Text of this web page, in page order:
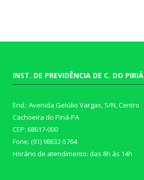
INST. DE PREVIDÊNCIA DE C. DO PIRIÁ
End.: Avenida Getúlio Vargas, S/N, Centro
Cachoeira do Piriá-PA
CEP: 68617-000
Fone: (91) 98632-5764
Horário de atendimento: das 8h às 14h